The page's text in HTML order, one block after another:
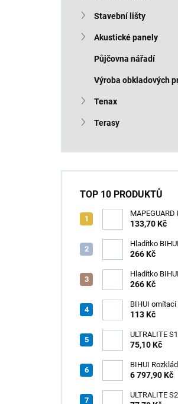
Stavební lišty
Akustické panely
Půjčovna nářadí
Výroba obkladových
Tenax
Terasy
TOP 10 PRODUKTŮ
MAPEGUARD
(1box=25ks) /
133,70 Kč
Hladítko
280 x 120 mm
266 Kč
Hladítko
280 x 120 mm
266 Kč
BIHUI
× 110 mm –
113 Kč
ULTRALITE
BÍLÝ
75,10 Kč
BIHUI
pracovní stůl
6 797,90 Kč
ULTRALITE